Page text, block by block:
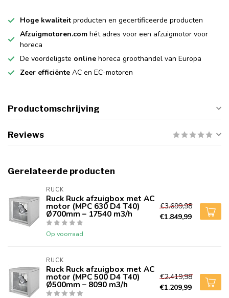
Hoge kwaliteit producten en gecertificeerde producten
Afzuigmotoren.com hét adres voor een afzuigmotor voor
horeca
De voordeligste online horeca groothandel van Europa
Zeer efficiënte AC en EC-motoren
Productomschrijving
Reviews
Gerelateerde producten
RUCK
Ruck Ruck afzuigbox met AC
motor (MPC 630 D4 T40)
Ø700mm – 17540 m3/h
Op voorraad
€3.699,98
€1.849,99
RUCK
Ruck Ruck afzuigbox met AC
motor (MPC 500 D4 T40)
Ø500mm – 8090 m3/h
€2.419,98
€1.209,99